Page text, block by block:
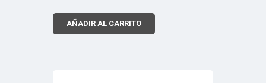
AÑADIR AL CARRITO